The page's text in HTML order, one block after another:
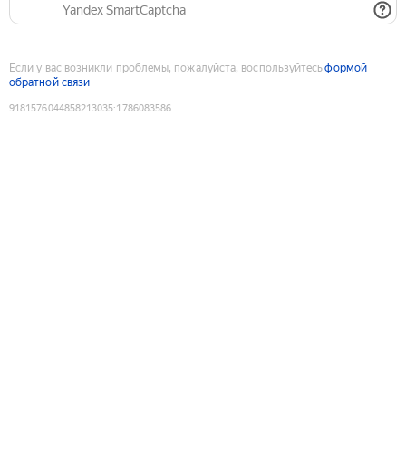
Yandex SmartCaptcha
Если у вас возникли проблемы, пожалуйста, воспользуйтесьформой
обратной связи
9181576044858213035:1786083586